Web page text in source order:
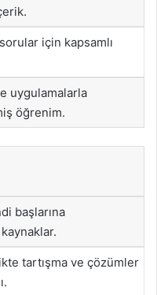
için kapsamlı
uygulamalarla
öğrenim.
başlarına
tartışma ve çözümler